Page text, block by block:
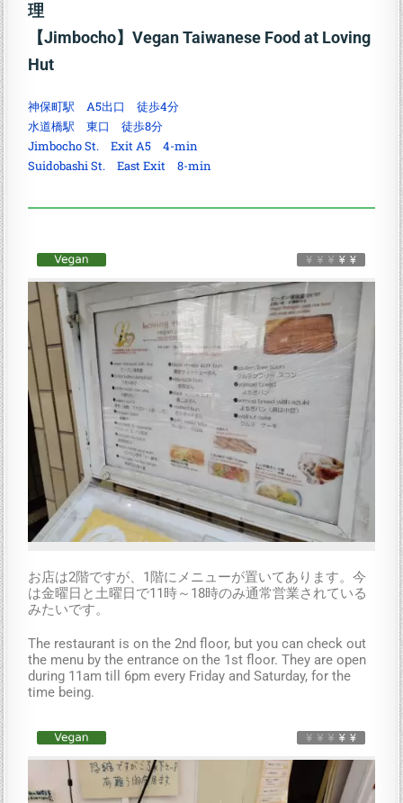
理
【Jimbocho】Vegan Taiwanese Food at Loving
Hut
神保町駅 A5出口 徒歩4分
水道橋駅 東口 徒歩8分
Jimbocho St. Exit A5 4-min
Suidobashi St. East Exit 8-min
お店は2階ですが、1階にメニューが置いてあります。今
は金曜日と土曜日で11時～18時のみ通常営業されている
みたいです。
The restaurant is on the 2nd floor, but you can check out
the menu by the entrance on the 1st floor. They are open
during 11am till 6pm every Friday and Saturday, for the
time being.